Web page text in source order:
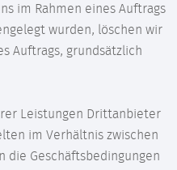
im Rahmen eines Auftrags
wurden, löschen wir
Auftrags, grundsätzlich
Leistungen Drittanbieter
im Verhältnis zwischen
die Geschäftsbedingungen